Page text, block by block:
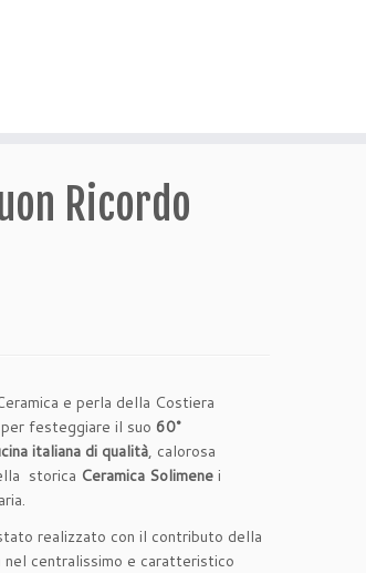
Ricordo
e perla della Costiera
per festeggiare il suo 60°
italiana di qualità, calorosa
storica Ceramica Solimene i
realizzato con il contributo della
centralissimo e caratteristico